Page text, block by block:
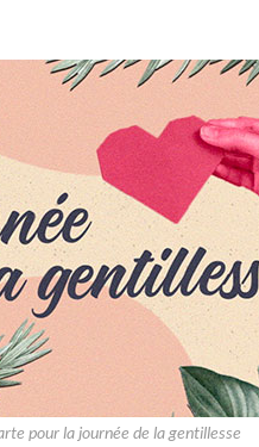
pour la journée de la gentillesse